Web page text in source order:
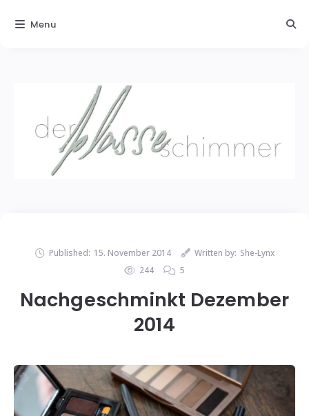
Published: 15. November 2014 Written by: She-Lynx
244
5
Nachgeschminkt Dezember
2014
Menu